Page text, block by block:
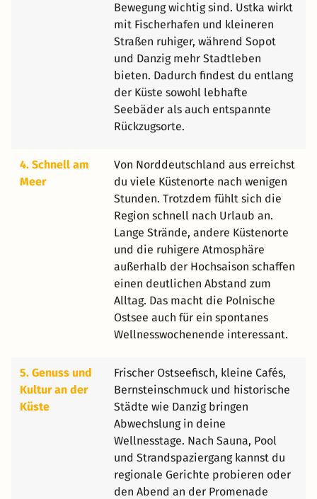
Bewegung wichtig sind. Ustka wirkt
mit Fischerhafen und kleineren
Straßen ruhiger, während Sopot
und Danzig mehr Stadtleben
bieten. Dadurch findest du entlang
der Küste sowohl lebhafte
Seebäder als auch entspannte
Rückzugsorte.
4. Schnell am
Meer
Von Norddeutschland aus erreichst
du viele Küstenorte nach wenigen
Stunden. Trotzdem fühlt sich die
Region schnell nach Urlaub an.
Lange Strände, andere Küstenorte
und die ruhigere Atmosphäre
außerhalb der Hochsaison schaffen
einen deutlichen Abstand zum
Alltag. Das macht die Polnische
Ostsee auch für ein spontanes
Wellnesswochenende interessant.
5. Genuss und
Kultur an der
Küste
Frischer Ostseefisch, kleine Cafés,
Bernsteinschmuck und historische
Städte wie Danzig bringen
Abwechslung in deine
Wellnesstage. Nach Sauna, Pool
und Strandspaziergang kannst du
regionale Gerichte probieren oder
den Abend an der Promenade